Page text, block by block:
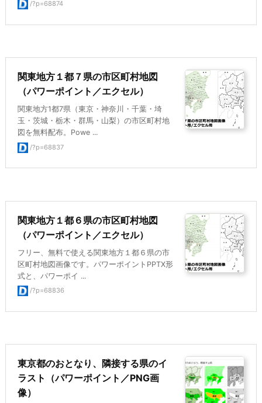
/?p=68874
関東地方１都７県の市区町村地図
（パワーポイント／エクセル）
関東地方1都7県（東京・神奈川・千葉・埼
玉・茨城・栃木・群馬・山梨）の市区町村地
図を無料配布。Powe ...
/?p=68837
関東地方１都６県の市区町村地図
（パワーポイント／エクセル）
フリー、無料で使える関東地方１都６県の市
区町村地図画像です。パワーポイントPPTX形
式と、パワーポイ ...
/?p=68836
東京都のおとなり、隣接する県のイ
ラスト（パワーポイント／PNG画
像）